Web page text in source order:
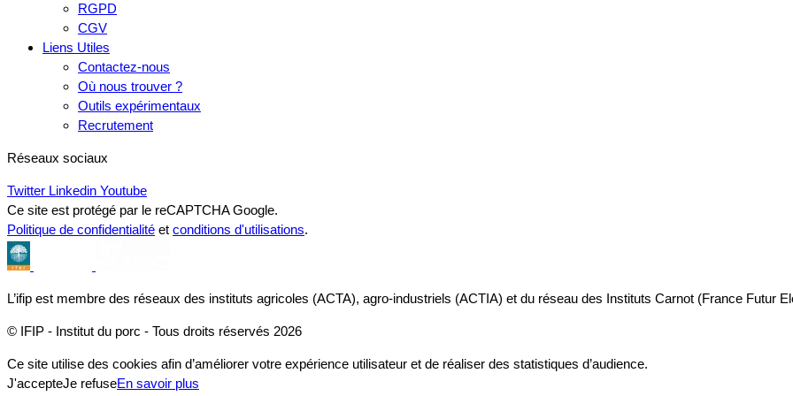
RGPD
CGV
Liens Utiles
Contactez-nous
Où nous trouver ?
Outils expérimentaux
Recrutement
Réseaux sociaux
Twitter Linkedin Youtube
Ce site est protégé par le reCAPTCHA Google.
Politique de confidentialité et conditions d'utilisations.
L’ifip est membre des réseaux des instituts agricoles (ACTA), agro-industriels (ACTIA) et du réseau des Instituts Carnot (France Futur
© IFIP - Institut du porc - Tous droits réservés 2026
Ce site utilise des cookies afin d’améliorer votre expérience utilisateur et de réaliser des statistiques d’audience.
J'accepteJe refuseEn savoir plus